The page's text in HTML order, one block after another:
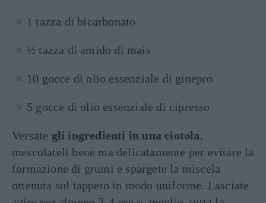
1 tazza di bicarbonato
½ tazza di amido di mais
10 gocce di olio essenziale di ginepro
5 gocce di olio essenziale di cipresso
Versate gli ingredienti in una ciotola,
mescolateli bene ma delicatamente per evitare la
formazione di grumi e spargete la miscela
ottenuta sul tappeto in modo uniforme. Lasciate